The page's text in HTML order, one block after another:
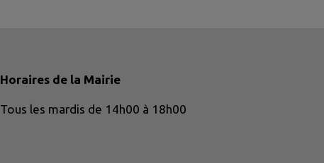
Horaires de la Mairie
Tous les mardis de 14h00 à 18h00